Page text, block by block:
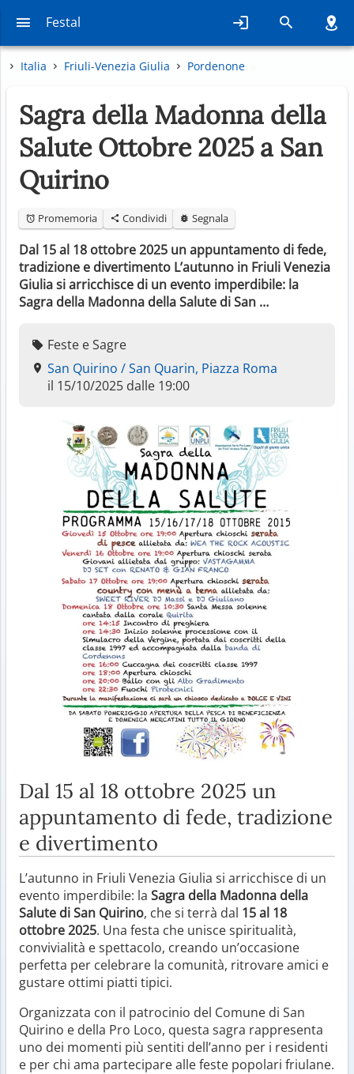
Festal
Italia Friuli-Venezia Giulia Pordenone
Sagra della Madonna della
Salute Ottobre 2025 a San
Quirino
Promemoria Condividi Segnala
Dal 15 al 18 ottobre 2025 un appuntamento di fede,
tradizione e divertimento L’autunno in Friuli Venezia
Giulia si arricchisce di un evento imperdibile: la
Sagra della Madonna della Salute di San …
Feste e Sagre
San Quirino / San Quarin, Piazza Roma
il 15/10/2025 dalle 19:00
Dal 15 al 18 ottobre 2025 un
appuntamento di fede, tradizione
e divertimento
L’autunno in Friuli Venezia Giulia si arricchisce di un
evento imperdibile: la Sagra della Madonna della
Salute di San Quirino, che si terrà dal 15 al 18
ottobre 2025. Una festa che unisce spiritualità,
convivialità e spettacolo, creando un’occasione
perfetta per celebrare la comunità, ritrovare amici e
gustare ottimi piatti tipici.
Organizzata con il patrocinio del Comune di San
Quirino e della Pro Loco, questa sagra rappresenta
uno dei momenti più sentiti dell’anno per i residenti
e per chi ama partecipare alle feste popolari friulane.